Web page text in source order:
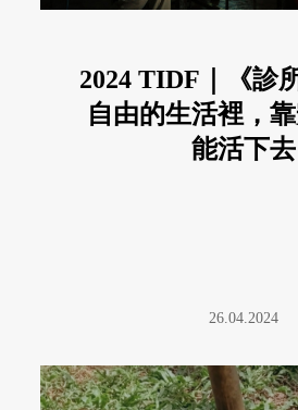
2024 TIDF｜《診
自由的生活裡，
能活下去
26.04.2024